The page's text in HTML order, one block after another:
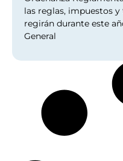
las reglas, impuestos
regirán durante este
General